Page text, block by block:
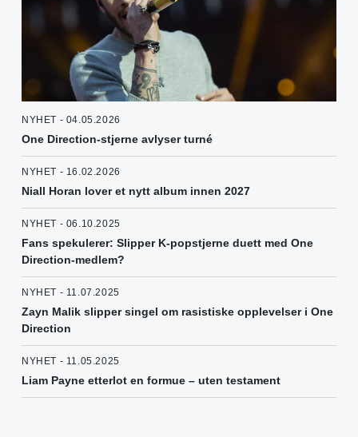
NYHET - 04.05.2026
One Direction-stjerne avlyser turné
NYHET - 16.02.2026
Niall Horan lover et nytt album innen 2027
NYHET - 06.10.2025
Fans spekulerer: Slipper K-popstjerne duett med One
Direction-medlem?
NYHET - 11.07.2025
Zayn Malik slipper singel om rasistiske opplevelser i One
Direction
NYHET - 11.05.2025
Liam Payne etterlot en formue – uten testament